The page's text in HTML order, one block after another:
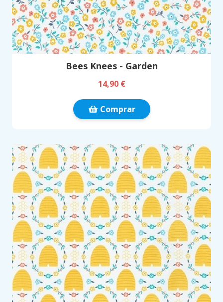
Bees Knees - Garden
14,90 €
Comprar